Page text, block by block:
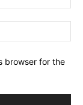
browser for the